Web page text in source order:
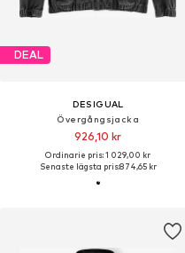
DEAL
DESIGUAL
Övergångsjacka
926,10 kr
Ordinarie pris: 1 029,00 kr
Senaste lägsta pris:874,65 kr